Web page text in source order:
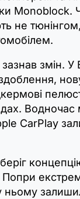
Monoblock.
не
змін. У
Водночас
CarPlay
Попри
ньому